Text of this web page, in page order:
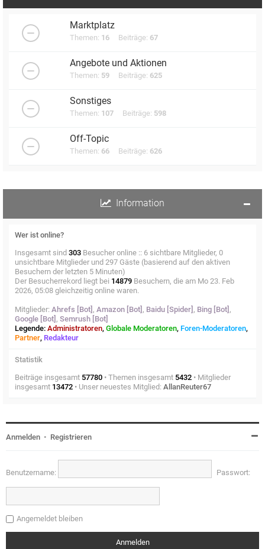
Marktplatz
Themen: 16 Beiträge: 67
Angebote und Aktionen
Themen: 59 Beiträge: 625
Sonstiges
Themen: 107 Beiträge: 598
Off-Topic
Themen: 66 Beiträge: 626
Information
Wer ist online?
Insgesamt sind 303 Besucher online :: 6 sichtbare Mitglieder, 0
unsichtbare Mitglieder und 297 Gäste (basierend auf den aktiven
Besuchern der letzten 5 Minuten)
Der Besucherrekord liegt bei 14879 Besuchern, die am Mo 23. Feb
2026, 05:08 gleichzeitig online waren.
Mitglieder: Ahrefs [Bot] , Amazon [Bot] , Baidu [Spider] , Bing [Bot] ,
Google [Bot] , Semrush [Bot]
Legende: Administratoren, Globale Moderatoren, Foren-Moderatoren,
Partner, Redakteur
Statistik
Beiträge insgesamt 57780 • Themen insgesamt 5432 • Mitglieder
insgesamt 13472 • Unser neuestes Mitglied: AllanReuter67
Anmelden • Registrieren
Benutzername: Passwort:
Angemeldet bleiben